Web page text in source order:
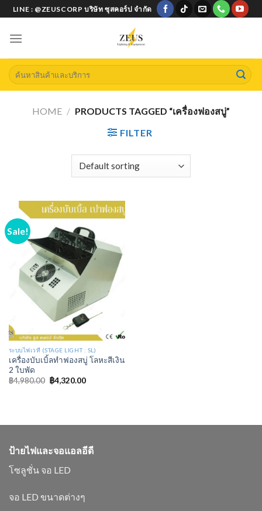
Skip
to
content
LINE : @ZEUSCORP บริษัท ซุสคอร์ป จำกัด
Search
for:
HOME / PRODUCTS TAGGED “เครื่องฟองสบู่”
FILTER
Sale!
ระบบไฟเวที (STAGE LIGHT : SL)
เครื่องบับเบิ้ลทำฟองสบู่ โลหะสีเงิน
2 ใบพัด
฿4,980.00 ฿4,320.00
ป้ายไฟและจอแอลอีดี
โซลูชั่น จอ LED
จอ LED ขนาดต่างๆ